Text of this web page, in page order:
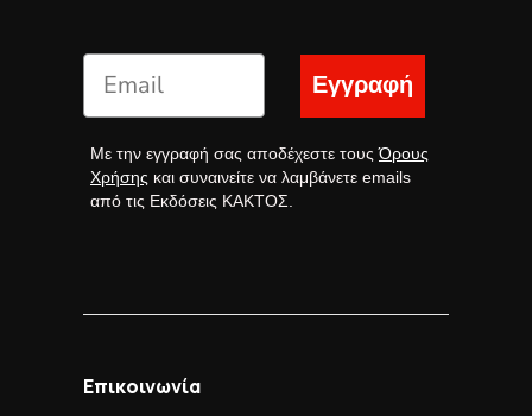
Εγγραφή
Με την εγγραφή σας αποδέχεστε τουςΌρους
Χρήσης και συναινείτε να λαμβάνετε emails
από τις Εκδόσεις ΚΑΚΤΟΣ.
Επικοινωνία